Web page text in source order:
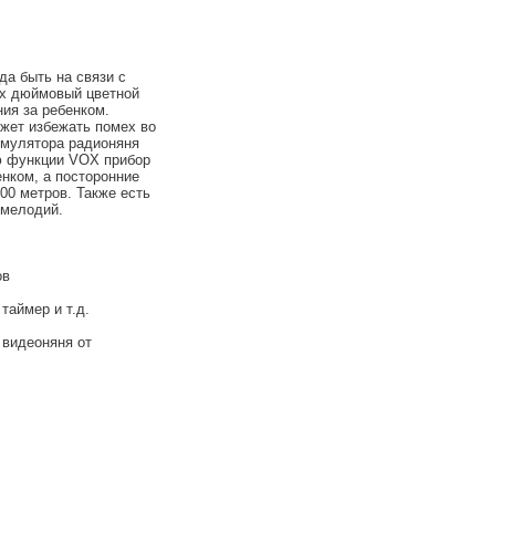
быть на связи с
дюймовый цветной
за ребенком.
избежать помех во
радионяня
VOX прибор
а посторонние
метров. Также есть
и т.д.
от